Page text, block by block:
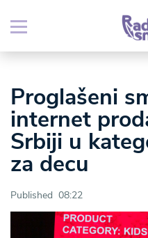
Proglašeni
internet
Srbiji u
za decu
Published 08:22